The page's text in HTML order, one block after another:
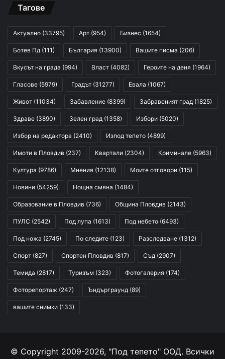
Тагове
Актуално (33795) Арт (954) Бизнес (1654)
Ботев Пд (111) България (13900) Вашите писма (206)
Вкусът на града (994) Власт (4082) Героите на деня (1964)
Гласове (5979) Градът (31277) Евала (1067)
Живот (11034) Забавление (8399) Забравеният град (1825)
Здраве (3890) Зелен град (1358) Избори (5020)
Избор на редактора (2410) Изпод тепето (4899)
Имоти в Пловдив (237) Квартали (2304) Криминале (5963)
Култура (9786) Мнения (12138) Моите отговори (115)
Новини (54259) Нощна смяна (1484)
Образование в Пловдив (736) Община Пловдив (2143)
ПУЛС (2542) Под лупа (1613) Под небето (6493)
Под ножа (2745) По следите (123) Разследване (1312)
Спорт (827) Спортен Пловдив (817) Съд (2907)
Темида (2817) Туризъм (323) Фотогалерия (174)
Фоторепортаж (247) Ъндърграунд (89)
вашите снимки (133)
© Copyright 2009-2026, "Под тепето" ООД. Всички